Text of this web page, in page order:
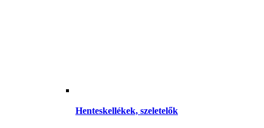
Henteskellékek, szeletelők